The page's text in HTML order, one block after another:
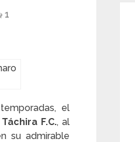
1
el
F.C., al
su admirable